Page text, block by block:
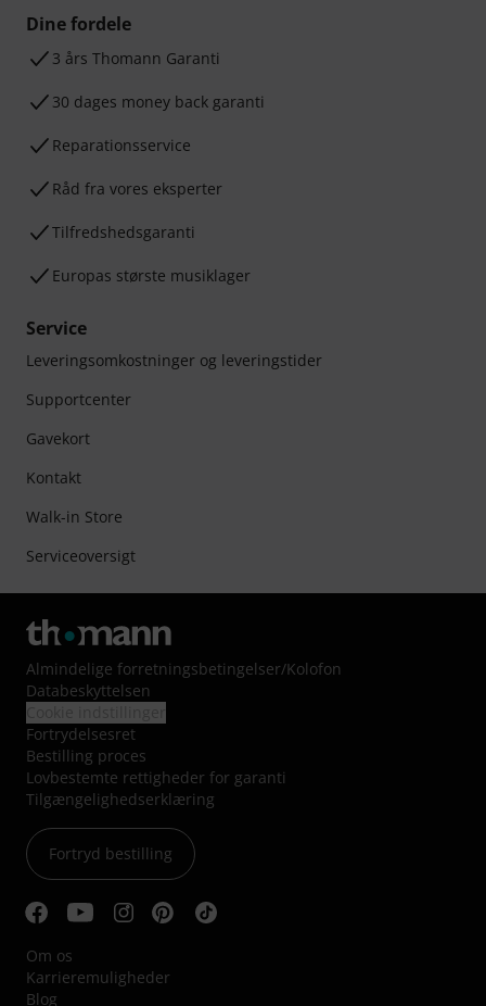
Dine fordele
3 års Thomann Garanti
30 dages money back garanti
Reparationsservice
Råd fra vores eksperter
Tilfredshedsgaranti
Europas største musiklager
Service
Leveringsomkostninger og leveringstider
Supportcenter
Gavekort
Kontakt
Walk-in Store
Serviceoversigt
Almindelige forretningsbetingelser/Kolofon
Databeskyttelsen
Fortrydelsesret
Bestilling proces
Lovbestemte rettigheder for garanti
Tilgængelighedserklæring
Fortryd bestilling
Om os
Karrieremuligheder
Blog